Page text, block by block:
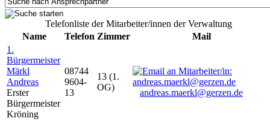
Telefonliste der Mitarbeiter/innen der Verwaltung
Name
Telefon Zimmer
Mail
1.
Bürgermeister
Märkl
Andreas
Erster
Bürgermeister
Kröning
08744
9604-
13
13 (1.
OG)
andreas.maerkl@gerzen.de